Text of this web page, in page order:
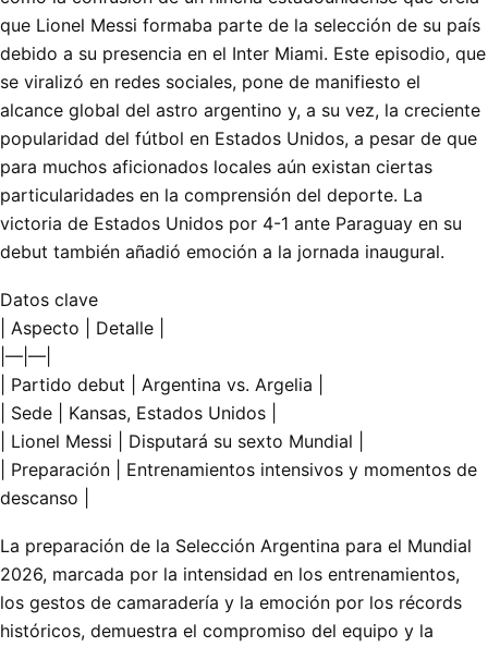
que Lionel Messi formaba parte de la selección de su país
debido a su presencia en el Inter Miami. Este episodio, que
se viralizó en redes sociales, pone de manifiesto el
alcance global del astro argentino y, a su vez, la creciente
popularidad del fútbol en Estados Unidos, a pesar de que
para muchos aficionados locales aún existan ciertas
particularidades en la comprensión del deporte. La
victoria de Estados Unidos por 4-1 ante Paraguay en su
debut también añadió emoción a la jornada inaugural.
Datos clave
| Aspecto | Detalle |
|—|—|
| Partido debut | Argentina vs. Argelia |
| Sede | Kansas, Estados Unidos |
| Lionel Messi | Disputará su sexto Mundial |
| Preparación | Entrenamientos intensivos y momentos de
descanso |
La preparación de la Selección Argentina para el Mundial
2026, marcada por la intensidad en los entrenamientos,
los gestos de camaradería y la emoción por los récords
históricos, demuestra el compromiso del equipo y la